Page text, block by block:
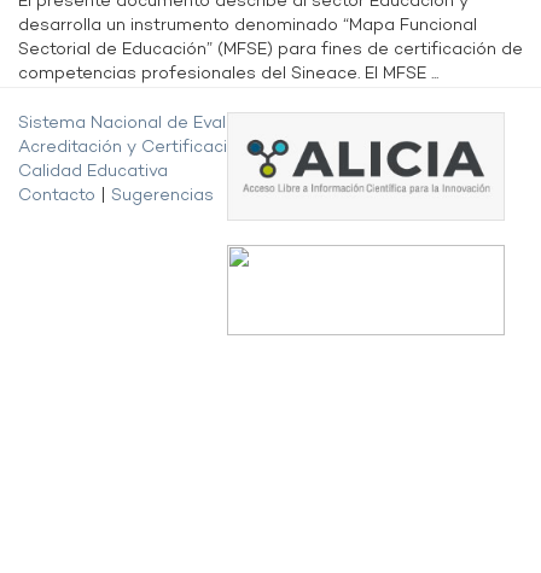
desarrolla un instrumento denominado “Mapa Funcional
Sectorial de Educación” (MFSE) para fines de certificación de
competencias profesionales del Sineace. El MFSE ...
Sistema Nacional de Evaluación,
Acreditación y Certificación de la
Calidad Educativa
Contacto
Sugerencias